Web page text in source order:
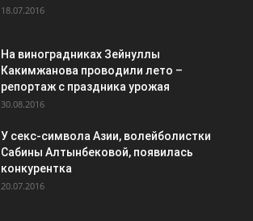
18.07.2016
На виноградниках Зейнуллы
Какимжанова проводили лето –
репортаж с праздника урожая
30.08.2016
У секс-символа Азии, волейболистки
Сабины Алтынбековой, появилась
конкурентка
20.07.2016